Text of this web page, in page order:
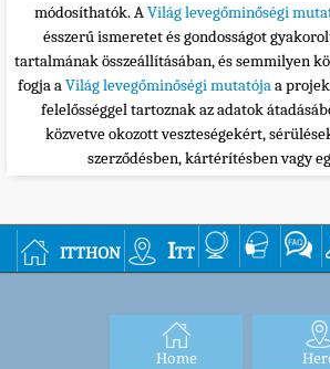
módosíthatók. AVilág levegőminőségi
ésszerű ismeretet és gondosságot
tartalmának összeállításában, és semmilyen
fogja aVilág levegőminőségi mutatójaa
felelősséggel tartoznak az adatok
közvetve okozott veszteségekért,
szerződésben, kártérítésben vagy
itthon Itt
Home